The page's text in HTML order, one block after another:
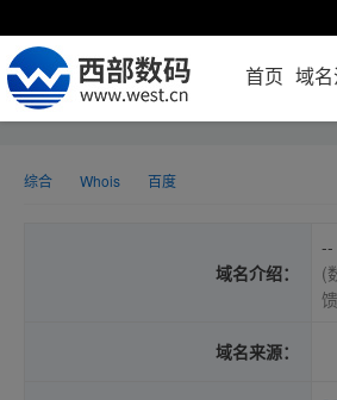
首页 域
综合 Whois 百度
域名介绍：
--
(
域名来源：